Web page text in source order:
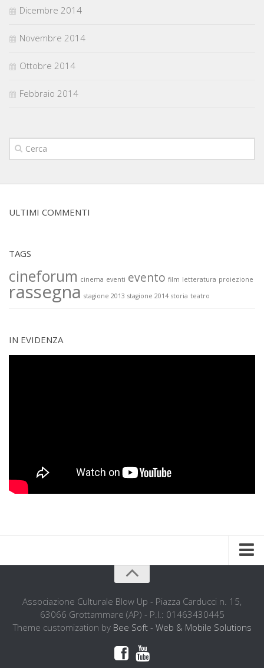
Dicembre 2014
Novembre 2014
Ottobre 2014
Febbraio 2014
ULTIMI COMMENTI
TAGS
cineforum cinema eventi evento film letteratura proiezione
rassegna stagione 2013 stagione 2014 storia teatro
IN EVIDENZA
Chi siamo
L’ associazione
Associazione Culturale Blow Up - Piazza Carducci n. 15,
63066 Grottammare (AP) - P.I.: 01463430445
Theme customization by Bee Soft - Web & Mobile Solutions